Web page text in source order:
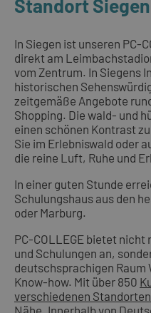
Standort Siegen
In Siegen ist unseren PC-
direkt am
vom Zentrum. In Siegens
historischen
zeitgemäße Angebote
Shopping. Die wald- und
einen schönen Kontrast
Sie im Erlebniswald oder
die reine Luft, Ruhe und
In einer guten Stunde
Schulungshaus aus den
oder Marburg.
PC-COLLEGE bietet nicht
und Schulungen an,
deutschsprachigen Raum
Know-how. Mit über 850
verschiedenen Standorten